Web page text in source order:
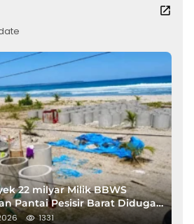
22 milyar Milik BBWS
Pantai Pesisir Barat Diduga
Banci
1331